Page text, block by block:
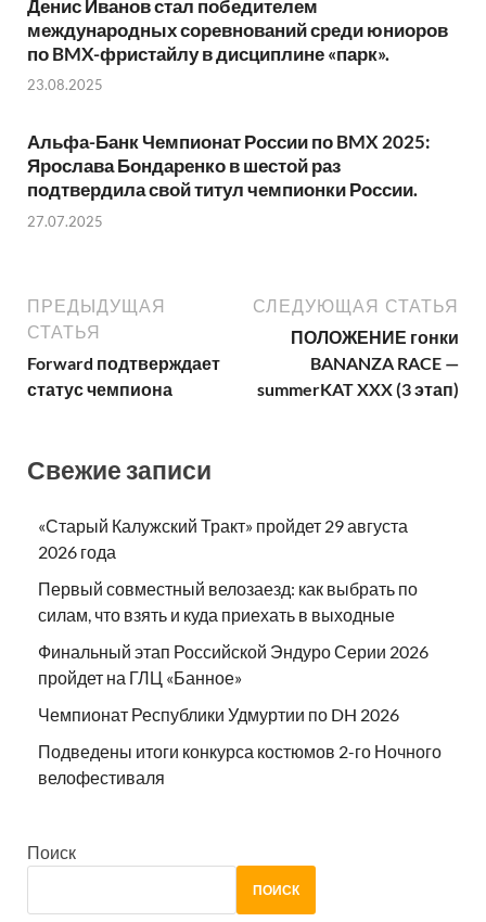
Денис Иванов стал победителем
международных соревнований среди юниоров
по BMX-фристайлу в дисциплине «парк».
23.08.2025
Альфа-Банк Чемпионат России по BMX 2025:
Ярослава Бондаренко в шестой раз
подтвердила свой титул чемпионки России.
27.07.2025
ПРЕДЫДУЩАЯ
СТАТЬЯ
Forward подтверждает
статус чемпиона
СЛЕДУЮЩАЯ СТАТЬЯ
ПОЛОЖЕНИЕ гонки
BANANZA RACE —
summerKAT XXX (3 этап)
Свежие записи
«Старый Калужский Тракт» пройдет 29 августа
2026 года
Первый совместный велозаезд: как выбрать по
силам, что взять и куда приехать в выходные
Финальный этап Российской Эндуро Серии 2026
пройдет на ГЛЦ «Банное»
Чемпионат Республики Удмуртии по DH 2026
Подведены итоги конкурса костюмов 2-го Ночного
велофестиваля
Поиск
ПОИСК